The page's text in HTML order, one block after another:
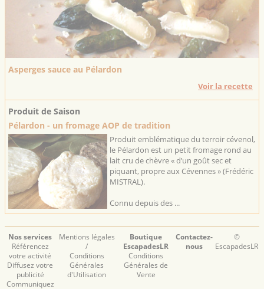
Asperges sauce au Pélardon
Voir la recette
Produit de Saison
Pélardon - un fromage AOP de tradition
Produit emblématique du terroir cévenol,
le Pélardon est un petit fromage rond au
lait cru de chèvre « d’un goût sec et
piquant, propre aux Cévennes » (Frédéric
MISTRAL).
Connu depuis des ...
Nos services
Référencez
votre activité
Diffusez votre
publicité
Communiquez
Mentions légales
/
Conditions
Générales
d'Utilisation
Boutique
EscapadesLR
Conditions
Générales de
Vente
Contactez-
nous
©
EscapadesLR